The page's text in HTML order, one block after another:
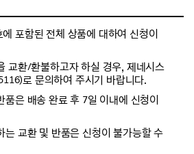
포함된 전체 상품에 대하여 신청이
교환/환불하고자 하실 경우, 제네시스
로 문의하여 주시기 바랍니다.
품은 배송 완료 후 7일 이내에 신청이
는 교환 및 반품은 신청이 불가능할 수